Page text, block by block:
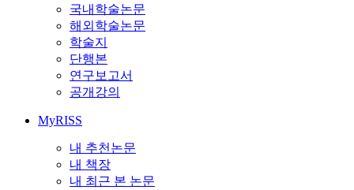
국내학술논문
해외학술논문
학술지
단행본
연구보고서
공개강의
MyRISS
내 추천논문
내 책장
내 최근 본 논문